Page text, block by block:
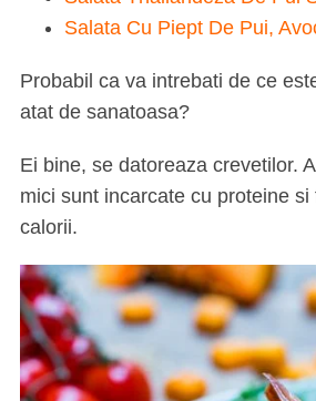
Salata Cu Piept De Pui,
Probabil ca va intrebati de ce
atat de sanatoasa?
Ei bine, se datoreaza crevetilor.
mici sunt incarcate cu proteine si
calorii.